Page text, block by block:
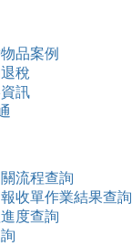
品案例
稅
訊
流程查詢
收單作業結果查詢
度查詢